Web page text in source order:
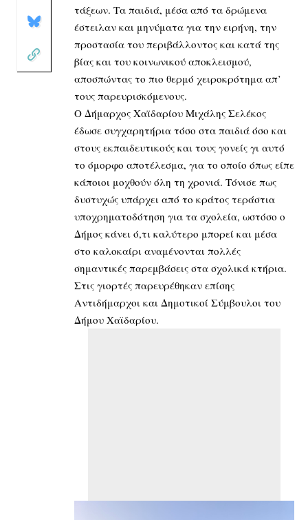
τάξεων. Τα παιδιά, μέσα από τα δρώμενα
έστειλαν και μηνύματα για την ειρήνη, την
προστασία του περιβάλλοντος και κατά της
βίας και του κοινωνικού αποκλεισμού,
αποσπώντας το πιο θερμό χειροκρότημα απ’
τους παρευρισκόμενους.
Ο Δήμαρχος Χαϊδαρίου Μιχάλης Σελέκος
έδωσε συγχαρητήρια τόσο στα παιδιά όσο και
στους εκπαιδευτικούς και τους γονείς γι αυτό
το όμορφο αποτέλεσμα, για το οποίο όπως είπε
κάποιοι μοχθούν όλη τη χρονιά. Τόνισε πως
δυστυχώς υπάρχει από το κράτος τεράστια
υποχρηματοδότηση για τα σχολεία, ωστόσο ο
Δήμος κάνει ό,τι καλύτερο μπορεί και μέσα
στο καλοκαίρι αναμένονται πολλές
σημαντικές παρεμβάσεις στα σχολικά κτήρια.
Στις γιορτές παρευρέθηκαν επίσης
Αντιδήμαρχοι και Δημοτικοί Σύμβουλοι του
Δήμου Χαϊδαρίου.